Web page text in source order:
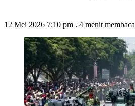
12 Mei 2026 7:10 pm . 4 menit membaca